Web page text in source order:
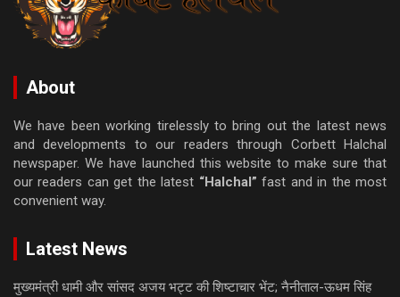
About
We have been working tirelessly to bring out the latest news
and developments to our readers through Corbett Halchal
newspaper. We have launched this website to make sure that
our readers can get the latest “Halchal” fast and in the most
convenient way.
Latest News
मुख्यमंत्री धामी और सांसद अजय भट्ट की शिष्टाचार भेंट; नैनीताल-ऊधम सिंह